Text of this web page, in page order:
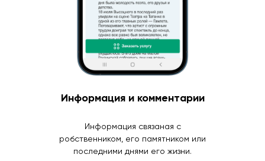
Информация и комментарии
Информация связаная с
робственником, его памятником или
последними днями его жизни.